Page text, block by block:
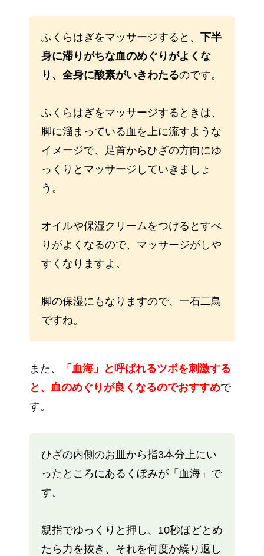
ふくらはぎをマッサージすると、 下半
身に滞りがちな血のめぐりがよくな
り、全身に酸素がいきわたるのです。
ふくらはぎをマッサージするときは、
脚に溜まっている血を上に流すような
イメージで、足首からひざの方向にゆ
っくりとマッサージしていきましょ
う。
オイルや保湿クリームをつけるとすべ
りがよくなるので、マッサージがしや
すくなりますよ。
脚の保湿にもなりますので、一石二鳥
ですね。
また、
「血海」と呼ばれるツボを刺激する
と、血のめぐりが良くなるのでおすすめで
す。
ひざの内側のお皿から指3本分上にい
ったところにあるくぼみが「血海」で
す。
親指でゆっくりと押し、10秒ほどとめ
たら力を抜き、それを何度か繰り返し